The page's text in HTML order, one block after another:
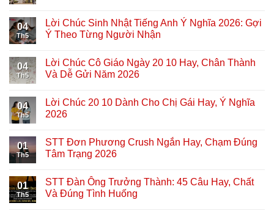
04
Th5
Lời Chúc Sinh Nhật Tiếng Anh Ý Nghĩa 2026: Gợi
Ý Theo Từng Người Nhận
04
Th5
Lời Chúc Cô Giáo Ngày 20 10 Hay, Chân Thành
Và Dễ Gửi Năm 2026
04
Th5
Lời Chúc 20 10 Dành Cho Chị Gái Hay, Ý Nghĩa
2026
01
Th5
STT Đơn Phương Crush Ngắn Hay, Chạm Đúng
Tâm Trạng 2026
01
Th5
STT Đàn Ông Trưởng Thành: 45 Câu Hay, Chất
Và Đúng Tình Huống